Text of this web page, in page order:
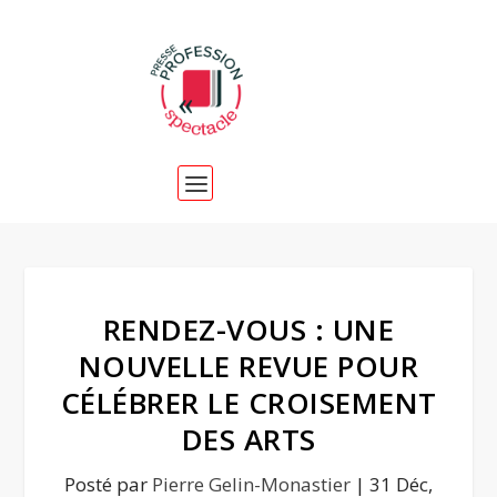
RENDEZ-VOUS : UNE
NOUVELLE REVUE POUR
CÉLÉBRER LE CROISEMENT
DES ARTS
Posté par Pierre Gelin-Monastier | 31 Déc,